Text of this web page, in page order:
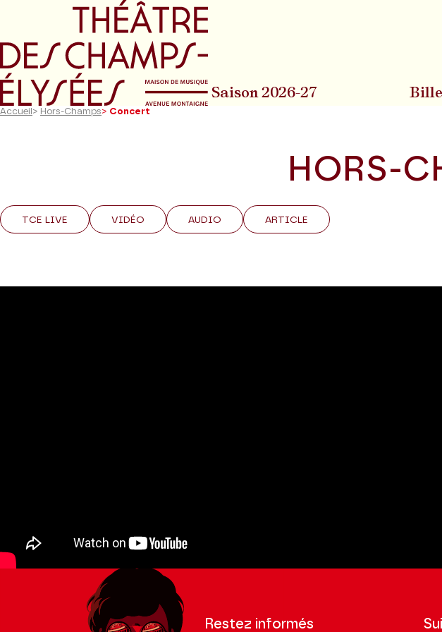
Aller au menu principal Aller au
Saison 2026-27
Accueil > Hors-Champs> Concert
HORS-
TCE LIVE VIDÉO AUDIO ARTICLE
Restez informés